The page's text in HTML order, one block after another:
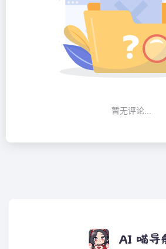
暂无评论...